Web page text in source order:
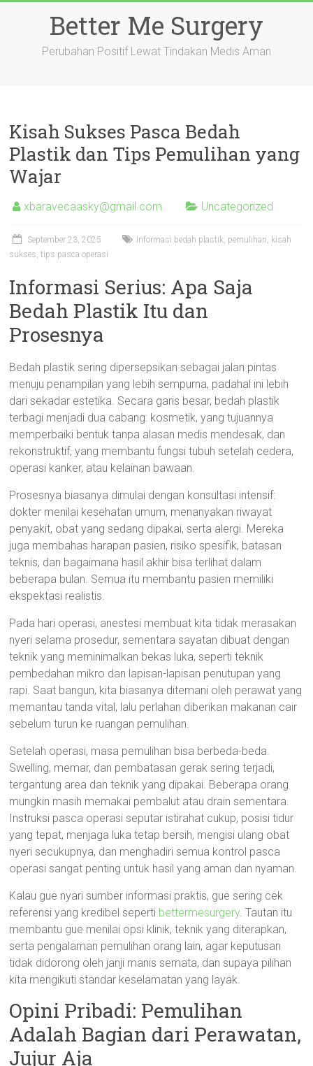
Better Me Surgery
Perubahan Positif Lewat Tindakan Medis Aman
Kisah Sukses Pasca Bedah
Plastik dan Tips Pemulihan yang
Wajar
xbaravecaasky@gmail.com Uncategorized
September 23, 2025
Informasi bedah plastik, pemulihan, kisah
sukses, tips pasca operasi
Informasi Serius: Apa Saja
Bedah Plastik Itu dan
Prosesnya
Bedah plastik sering dipersepsikan sebagai jalan pintas
menuju penampilan yang lebih sempurna, padahal ini lebih
dari sekadar estetika. Secara garis besar, bedah plastik
terbagi menjadi dua cabang: kosmetik, yang tujuannya
memperbaiki bentuk tanpa alasan medis mendesak, dan
rekonstruktif, yang membantu fungsi tubuh setelah cedera,
operasi kanker, atau kelainan bawaan.
Prosesnya biasanya dimulai dengan konsultasi intensif:
dokter menilai kesehatan umum, menanyakan riwayat
penyakit, obat yang sedang dipakai, serta alergi. Mereka
juga membahas harapan pasien, risiko spesifik, batasan
teknis, dan bagaimana hasil akhir bisa terlihat dalam
beberapa bulan. Semua itu membantu pasien memiliki
ekspektasi realistis.
Pada hari operasi, anestesi membuat kita tidak merasakan
nyeri selama prosedur, sementara sayatan dibuat dengan
teknik yang meminimalkan bekas luka, seperti teknik
pembedahan mikro dan lapisan-lapisan penutupan yang
rapi. Saat bangun, kita biasanya ditemani oleh perawat yang
memantau tanda vital, lalu perlahan diberikan makanan cair
sebelum turun ke ruangan pemulihan.
Setelah operasi, masa pemulihan bisa berbeda-beda.
Swelling, memar, dan pembatasan gerak sering terjadi,
tergantung area dan teknik yang dipakai. Beberapa orang
mungkin masih memakai pembalut atau drain sementara.
Instruksi pasca operasi seputar istirahat cukup, posisi tidur
yang tepat, menjaga luka tetap bersih, mengisi ulang obat
nyeri secukupnya, dan menghadiri semua kontrol pasca
operasi sangat penting untuk hasil yang aman dan nyaman.
Kalau gue nyari sumber informasi praktis, gue sering cek
referensi yang kredibel seperti bettermesurgery. Tautan itu
membantu gue menilai opsi klinik, teknik yang diterapkan,
serta pengalaman pemulihan orang lain, agar keputusan
tidak didorong oleh janji manis semata, dan supaya pilihan
kita mengikuti standar keselamatan yang layak.
Opini Pribadi: Pemulihan
Adalah Bagian dari Perawatan,
Jujur Aja